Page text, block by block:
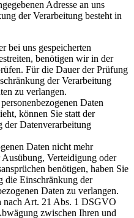
Adresse an uns
der Verarbeitung besteht in
bei uns gespeicherten
benötigen wir in der
Für die Dauer der Prüfung
der Verarbeitung
zu verlangen.
Daten
können Sie statt der
der Datenverarbeitung
Daten nicht mehr
Verteidigung oder
benötigen, haben Sie
die Einschränkung der
Daten zu verlangen.
nach Art. 21 Abs. 1 DSGVO
zwischen Ihren und